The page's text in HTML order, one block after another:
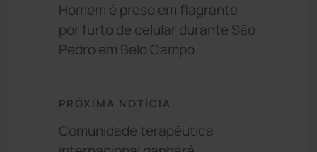
Homem é preso em flagrante
por furto de celular durante São
Pedro em Belo Campo
PRÓXIMA NOTÍCIA
Comunidade terapêutica